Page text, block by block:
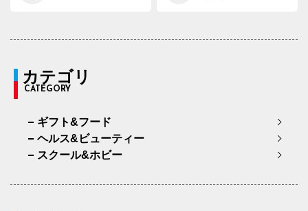
カテゴリ
CATEGORY
ギフト&フード
ヘルス&ビューティー
スクール&ホビー